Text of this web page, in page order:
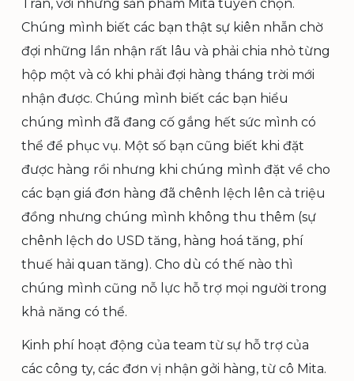
Tran, với những sản phẩm Mita tuyển chọn.
Chúng mình biết các bạn thật sự kiên nhẫn chờ
đợi những lần nhận rất lâu và phải chia nhỏ từng
hộp một và có khi phải đợi hàng tháng trời mới
nhận được. Chúng mình biết các bạn hiểu
chúng mình đã đang cố gắng hết sức mình có
thể để phục vụ. Một số bạn cũng biết khi đặt
được hàng rồi nhưng khi chúng mình đặt về cho
các bạn giá đơn hàng đã chênh lệch lên cả triệu
đồng nhưng chúng mình không thu thêm (sự
chênh lệch do USD tăng, hàng hoá tăng, phí
thuế hải quan tăng). Cho dù có thế nào thì
chúng mình cũng nỗ lực hỗ trợ mọi người trong
khả năng có thể.
Kinh phí hoạt động của team từ sự hỗ trợ của
các công ty, các đơn vị nhận gởi hàng, từ cô Mita.